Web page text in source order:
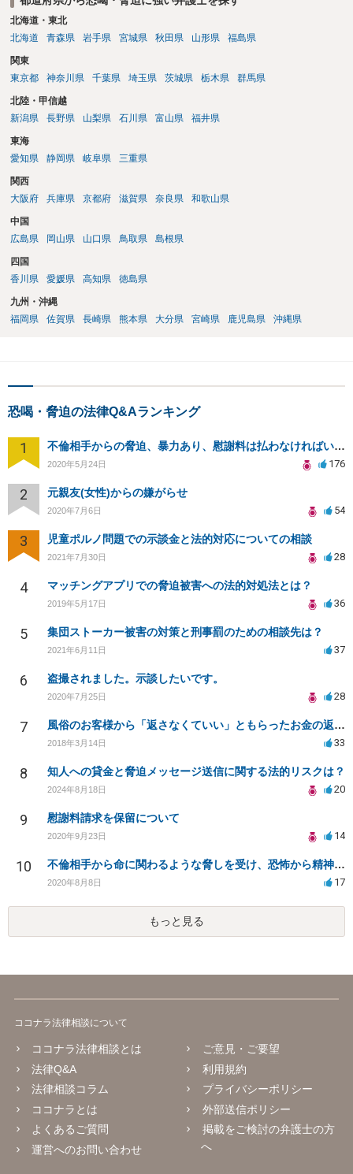
北海道・東北
北海道
青森県 岩手県 宮城県 秋田県 山形県 福島県
関東
東京都
神奈川県 千葉県 埼玉県 茨城県 栃木県 群馬県
北陸・甲信越
新潟県
長野県 山梨県 石川県 富山県 福井県
東海
愛知県
静岡県 岐阜県 三重県
関西
大阪府
兵庫県 京都府 滋賀県 奈良県 和歌山県
中国
広島県
岡山県 山口県 鳥取県 島根県
四国
香川県
愛媛県 高知県 徳島県
九州・沖縄
福岡県
佐賀県 長崎県 熊本県 大分県 宮崎県 鹿児島県 沖縄県
恐喝・脅迫の法律Q&Aランキング
1 不倫相手からの脅迫、暴力あり、慰謝料は払わなければいけませんか
2020年5月24日 176
2 元親友(女性)からの嫌がらせ
2020年7月6日 54
3 児童ポルノ問題での示談金と法的対応についての相談
2021年7月30日 28
4 マッチングアプリでの脅迫被害への法的対処法とは？
2019年5月17日 36
5 集団ストーカー被害の対策と刑事罰のための相談先は？
2021年6月11日 37
6 盗撮されました。示談したいです。
2020年7月25日 28
7 風俗のお客様から「返さなくていい」ともらったお金の返済を強要されています
2018年3月14日 33
8 知人への貸金と脅迫メッセージ送信に関する法的リスクは？
2024年8月18日 20
9 慰謝料請求を保留について
2020年9月23日 14
10 不倫相手から命に関わるような脅しを受け、恐怖から精神的にまいっています。
2020年8月8日 17
もっと見る
ココナラ法律相談について
ココナラ法律相談とは
法律Q&A
法律相談コラム
ココナラとは
よくあるご質問
運営へのお問い合わせ
ご意見・ご要望
利用規約
プライバシーポリシー
外部送信ポリシー
掲載をご検討の弁護士の方
へ